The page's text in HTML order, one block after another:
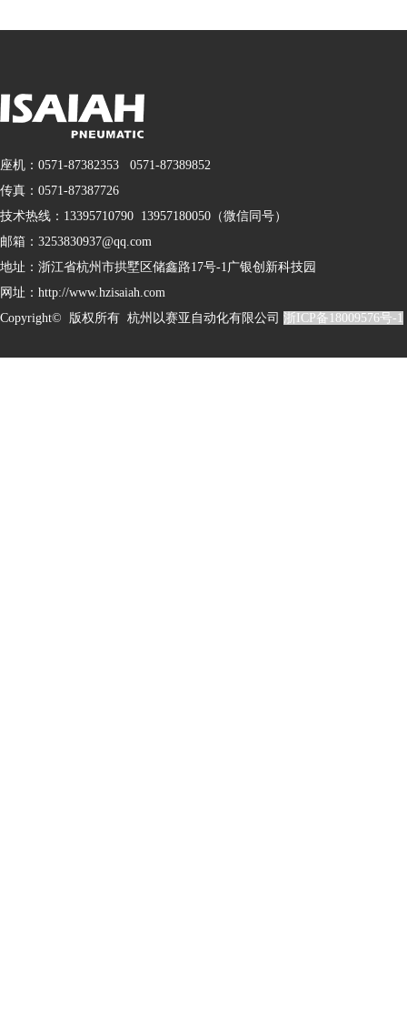
座机：0571-87382353 0571-87389852
传真：0571-87387726
技术热线：13395710790 13957180050（微信同号）
邮箱：3253830937@qq.com
地址： 浙江省杭州市拱墅区储鑫路17号-1广银创新科技园
网址：http://www.hzisaiah.com
Copyright© 版权所有 杭州以赛亚自动化有限公司 浙ICP备18009576号-1